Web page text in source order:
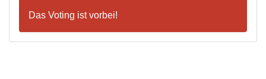
Das Voting ist vorbei!